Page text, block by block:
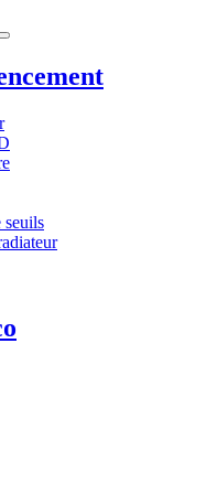
seuils